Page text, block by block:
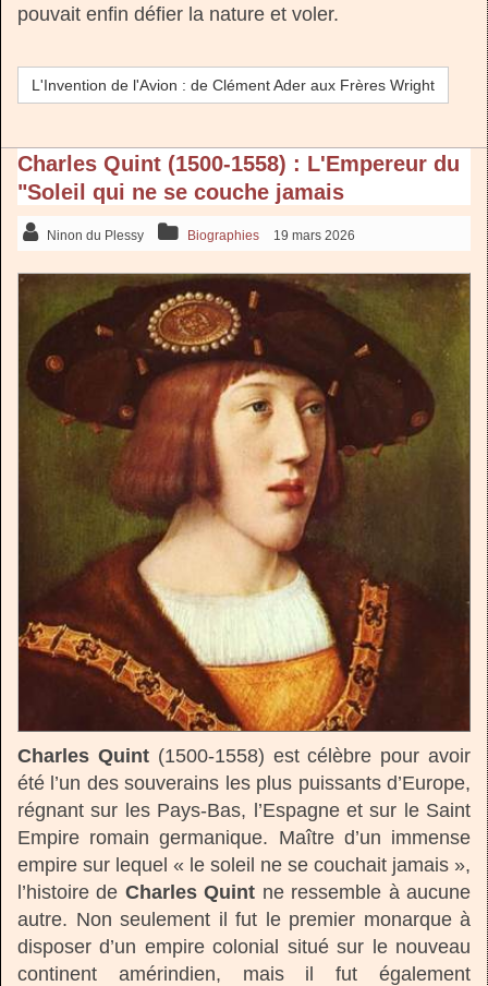
pouvait enfin défier la nature et voler.
L'Invention de l'Avion : de Clément Ader aux Frères Wright
Charles Quint (1500-1558) : L'Empereur du
"Soleil qui ne se couche jamais
Ninon du Plessy Biographies 19 mars 2026
Charles Quint(1500-1558) est célèbre pour avoir
été l’un des souverains les plus puissants d’Europe,
régnant sur les Pays-Bas, l’Espagne et sur le Saint
Empire romain germanique. Maître d’un immense
empire sur lequel « le soleil ne se couchait jamais »,
l’histoire de Charles Quint ne ressemble à aucune
autre. Non seulement il fut le premier monarque à
disposer d’un empire colonial situé sur le nouveau
continent amérindien, mais il fut également